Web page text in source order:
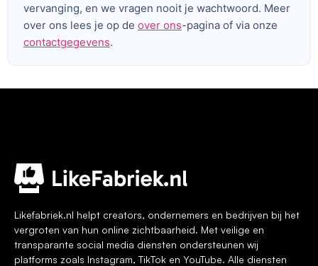
vervanging, en we vragen nooit je wachtwoord. Meer
over ons lees je op de over ons-pagina of via onze
contactgegevens.
Likefabriek.nl helpt creators, ondernemers en bedrijven bij het
vergroten van hun online zichtbaarheid. Met veilige en
transparante social media diensten ondersteunen wij
platforms zoals Instagram, TikTok en YouTube. Alle diensten